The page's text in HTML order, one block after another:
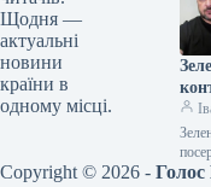
Щодня —
актуальні
новини
країни в
одному місці.
для
Copyright © 2026 -